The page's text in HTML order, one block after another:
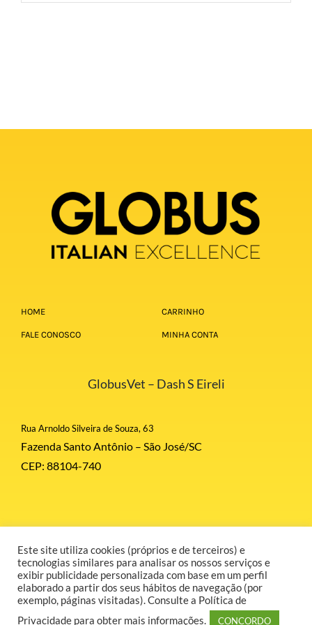
HOME
FALE CONOSCO
CARRINHO
MINHA CONTA
GlobusVet – Dash S Eireli
Rua Arnoldo Silveira de Souza, 63
Fazenda Santo Antônio – São José/SC
CEP: 88104-740
© Copyright 2026 | Globus Corporation | Todos Direitos Reservados |
Desenvolvido por GR COMUNICAÇÃO.
Este site utiliza cookies (próprios e de terceiros) e
tecnologias similares para analisar os nossos serviços e
exibir publicidade personalizada com base em um perfil
elaborado a partir dos seus hábitos de navegação (por
exemplo, páginas visitadas). Consulte a Política de
Privacidade para obter mais informações.
CONCORDO